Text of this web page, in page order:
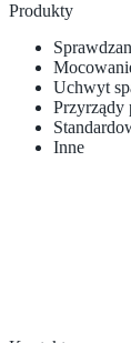
Produkty
Uchwyt
Przyrządy
Inne